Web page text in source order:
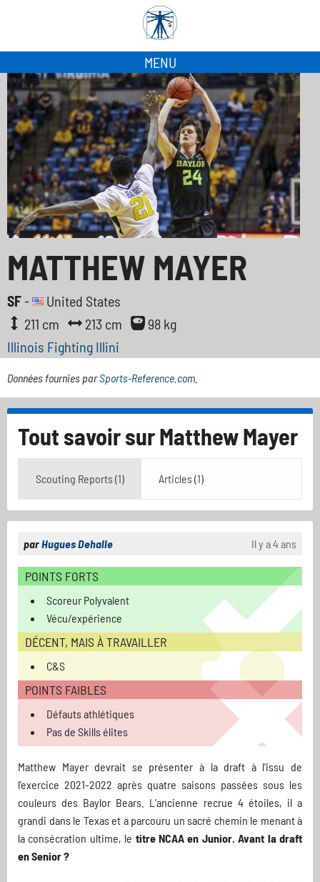
MENU
MATTHEW MAYER
SF-
United States
211 cm
213 cm
98 kg
Illinois Fighting Illini
Données fournies parSports-Reference.com
Tout savoir surMatthew Mayer
Scouting Reports (1) Articles (1)
parHugues Dehalle Il y a 4 ans
POINTS FORTS
Scoreur Polyvalent
Vécu/expérience
DÉCENT, MAIS À TRAVAILLER
C&S
POINTS FAIBLES
Défauts athlétiques
Pas de Skills élites
Matthew Mayer devrait se présenter à la draft à l'issu de
l'exercice 2021-2022 après quatre saisons passées sous les
couleurs des Baylor Bears. L'ancienne recrue 4 étoiles, il a
grandi dans le Texas et a parcouru un sacré chemin le menant à
la consécration ultime, le titre NCAA en Junior. Avant la draft
en Senior ?